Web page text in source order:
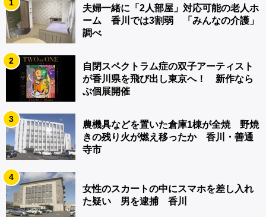
1
夫婦一緒に「2人部屋」対応可能の老人ホ
ーム 香川では3割弱 「みんなの介護」
調べ
2
自閉スペクトラム症の双子アーティスト
が香川県を飛び出し東京へ！ 新作なら
ぶ個展開催
3
農機具などを置いた倉庫1棟が全焼 野焼
きの残り火が燃え移ったか 香川・善通
寺市
4
女性のスカートの中にスマホを差し入れ
た疑い 男を逮捕 香川